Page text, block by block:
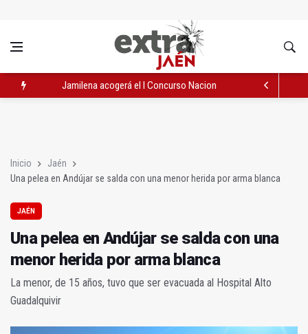
Jamilena acogerá el I Concurso Nacional de Trompa y Piano
Inicio
Jaén
Una pelea en Andújar se salda con una menor herida por arma blanca
JAÉN
Una pelea en Andújar se salda con una
menor herida por arma blanca
La menor, de 15 años, tuvo que ser evacuada al Hospital Alto
Guadalquivir